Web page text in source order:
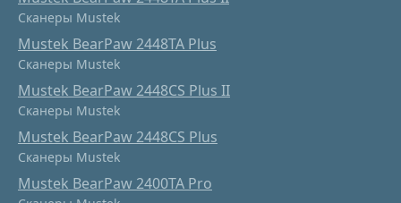
Сканеры Mustek
Mustek BearPaw 2448TA Plus
Сканеры Mustek
Mustek BearPaw 2448CS Plus II
Сканеры Mustek
Mustek BearPaw 2448CS Plus
Сканеры Mustek
Mustek BearPaw 2400TA Pro